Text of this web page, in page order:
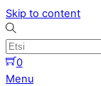
Skip to content
0
Menu